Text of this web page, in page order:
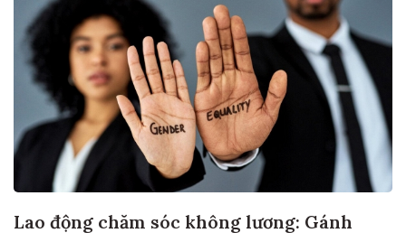
Lao động chăm sóc không lương: Gánh